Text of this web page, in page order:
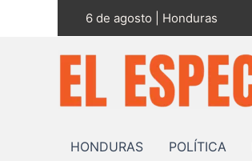
6 de agosto | Honduras
HONDURAS POLÍTICA